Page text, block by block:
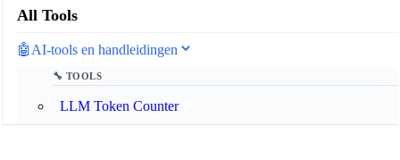
All Tools
🤖 AI-tools en handleidingen
🔧 TOOLS
LLM Token Counter